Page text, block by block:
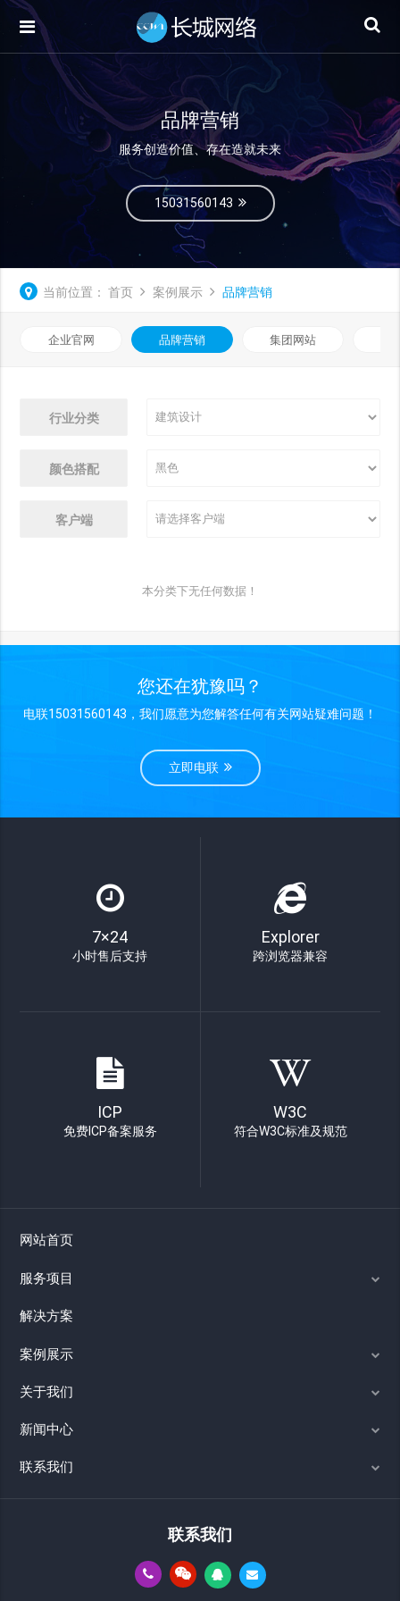
品牌营销
服务创造价值、存在造就未来
15031560143
当前位置： 首页 案例展示 品牌营销
企业官网 品牌营销 集团网站
行业分类
颜色搭配
客户端
本分类下无任何数据！
您还在犹豫吗？
电联15031560143，我们愿意为您解答任何有关网站疑难问题！
立即电联
7×24
小时售后支持
Explorer
跨浏览器兼容
ICP
免费ICP备案服务
W3C
符合W3C标准及规范
网站首页
服务项目
解决方案
案例展示
关于我们
新闻中心
联系我们
联系我们